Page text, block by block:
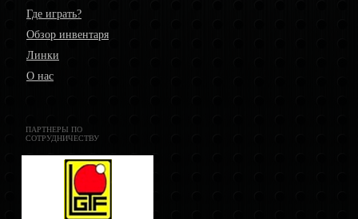
Где играть?
Обзор инвентаря
Линки
О нас
ПАРТНЕРЫ ПО
СОТРУДНИЧЕСТВУ